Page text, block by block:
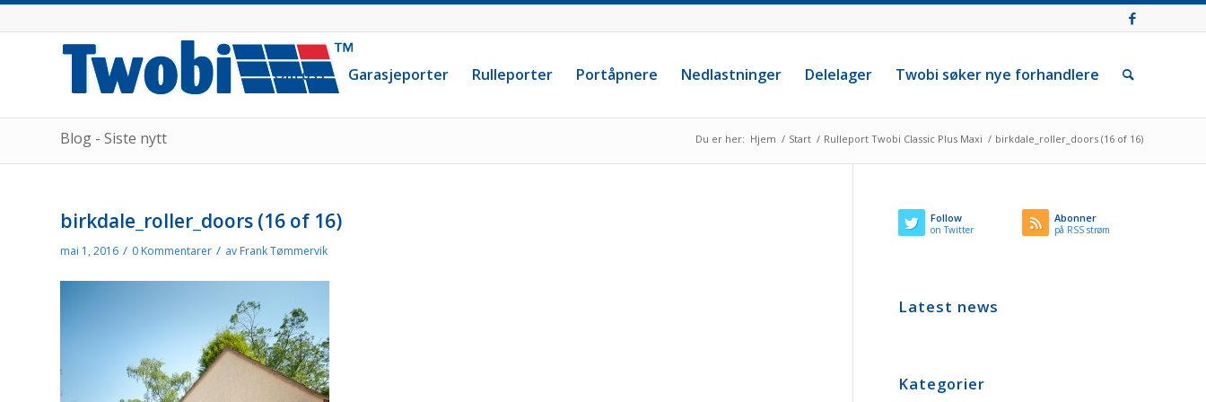
Om oss Garasjeporter Rulleporter Portåpnere Nedlastninger Delelager Twobi søker nye forhandlere
Blog - Siste nytt Du er her: Hjem / Start / Rulleport Twobi Classic Plus Maxi / birkdale_roller_doors (16 of 16)
birkdale_roller_doors (16 of 16)
mai 1, 2016 / 0 Kommentarer / av Frank Tømmervik
Follow
on Twitter
Abonner
på RSS strøm
Latest news
Kategorier